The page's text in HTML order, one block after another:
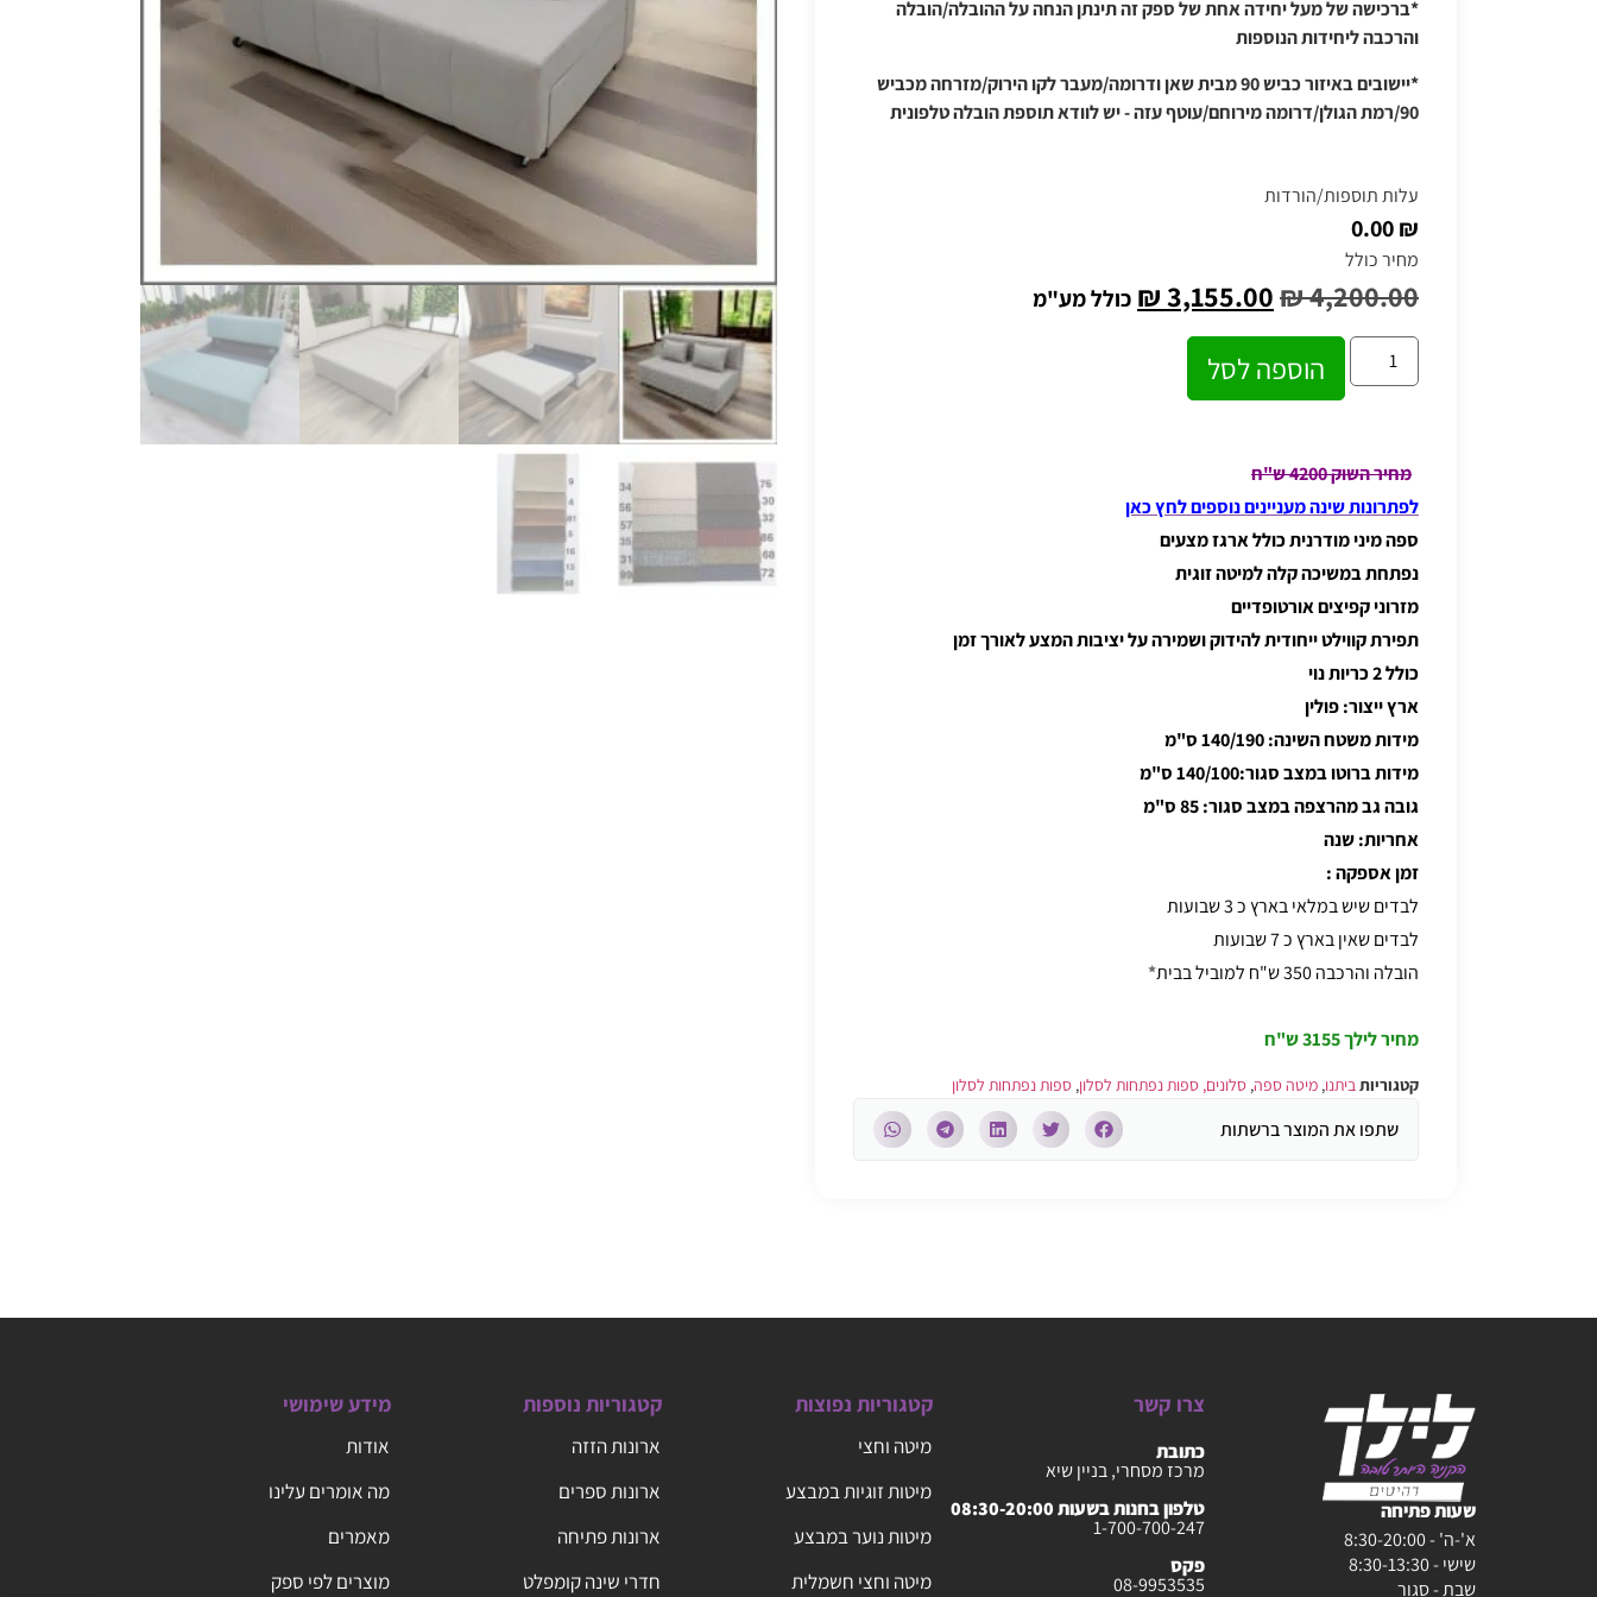
*ברכישה של מעל יחידה אחת של ספק זה תינתן הנחה על ההובלה/הובלה
והרכבה ליחידות הנוספות
*יישובים באיזור כביש 90 מבית שאן ודרומה/מעבר לקו הירוק/מזרחה מכביש
90/רמת הגולן/דרומה מירוחם/עוטף עזה - יש לוודא תוספת הובלה טלפונית
עלות תוספות/הורדות
₪ 0.00
מחיר כולל
₪4,200.00
₪3,155.00 כולל מע"מ
הוספה לסל
מחיר השוק 4200 ש"ח
לפתרונות שינה מעניינים נוספים לחץ כאן
ספה מיני מודרנית כולל ארגז מצעים
נפתחת במשיכה קלה למיטה זוגית
מזרוני קפיצים אורטופדיים
תפירת קווילט ייחודית להידוק ושמירה על יציבות המצע לאורך זמן
כולל 2 כריות נוי
ארץ ייצור: פולין
מידות משטח השינה: 140/190 ס"מ
מידות ברוטו במצב סגור:140/100 ס"מ
גובה גב מהרצפה במצב סגור: 85 ס"מ
אחריות: שנה
זמן אספקה:
לבדים שיש במלאי בארץ כ 3 שבועות
לבדים שאין בארץ כ 7 שבועות
הובלה והרכבה 350 ש"ח למוביל בבית
*
מחיר לילך
קטגוריותביתנו, מיטה ספה, סלונים, ספות נפתחות לסלון, ספות נפתחות לסלון
שתפו את המוצר ברשתות
שעות פתיחה
א'-ה' - 8:30-20:00
שישי - 8:30-13:30
שבת - סגור
צרו קשר
כתובת
מרכז מסחרי, בניין שיא
טלפון בחנות בשעות 08:30-20:00
1-700-700-247
פקס
08-9953535
קטגוריות נפוצות
מיטה וחצי
מיטות זוגיות במבצע
מיטות נוער במבצע
מיטה וחצי חשמלית
קטגוריות נוספות
ארונות הזזה
ארונות ספרים
ארונות פתיחה
חדרי שינה קומפלט
מידע שימושי
אודות
מה אומרים עלינו
מאמרים
מוצרים לפי ספק